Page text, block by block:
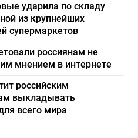
ударила по складу
из крупнейших
супермаркетов
россиянам не
мнением в интернете
российским
выкладывать
всего мира